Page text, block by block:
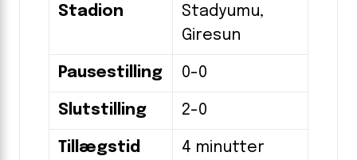
Stadion
Stadyumu,
Giresun
Pausestilling 0-0
Slutstilling 2-0
Tillægstid 4 minutter